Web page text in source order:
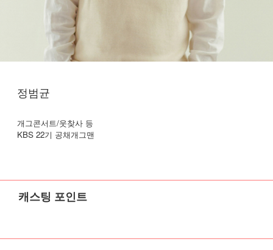
정범균
개그콘서트/웃찾사 등
KBS 22기 공채개그맨
캐스팅 포인트